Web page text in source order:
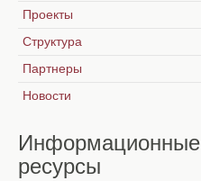
Проекты
Структура
Партнеры
Новости
Информационные
ресурсы